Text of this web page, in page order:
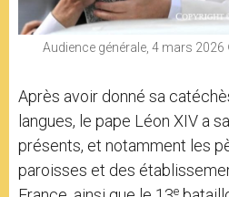
Audience générale, 4 mars
Après avoir donné sa
langues, le pape Léon XIV a
présents, et notamment les
paroisses et des
e